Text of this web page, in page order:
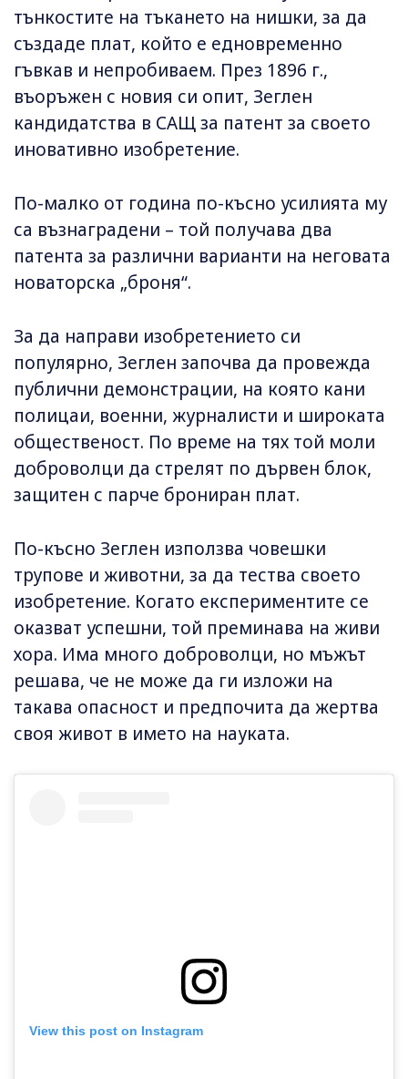
тънкостите на тъкането на нишки, за да
създаде плат, който е едновременно
гъвкав и непробиваем. През 1896 г.,
въоръжен с новия си опит, Зеглен
кандидатства в САЩ за патент за своето
иновативно изобретение.
По-малко от година по-късно усилията му
са възнаградени – той получава два
патента за различни варианти на неговата
новаторска „броня“.
За да направи изобретението си
популярно, Зеглен започва да провежда
публични демонстрации, на която кани
полицаи, военни, журналисти и широката
общественост. По време на тях той моли
доброволци да стрелят по дървен блок,
защитен с парче брониран плат.
По-късно Зеглен използва човешки
трупове и животни, за да тества своето
изобретение. Когато експериментите се
оказват успешни, той преминава на живи
хора. Има много доброволци, но мъжът
решава, че не може да ги изложи на
такава опасност и предпочита да жертва
своя живот в името на науката.
View this post on Instagram